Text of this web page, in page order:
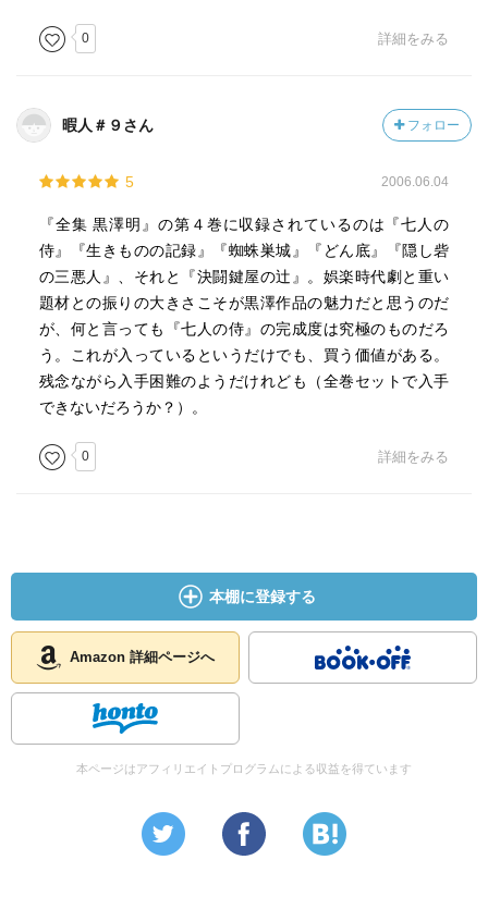
0 詳細をみる
暇人＃９さん フォロー
5 2006.06.04
『全集 黒澤明』の第４巻に収録されているのは『七人の
侍』『生きものの記録』『蜘蛛巣城』『どん底』『隠し砦
の三悪人』、それと『決闘鍵屋の辻』。娯楽時代劇と重い
題材との振りの大きさこそが黒澤作品の魅力だと思うのだ
が、何と言っても『七人の侍』の完成度は究極のものだろ
う。これが入っているというだけでも、買う価値がある。
残念ながら入手困難のようだけれども（全巻セットで入手
できないだろうか？）。
0 詳細をみる
本棚に登録する
Amazon 詳細ページへ
本ページはアフィリエイトプログラムによる収益を得ています